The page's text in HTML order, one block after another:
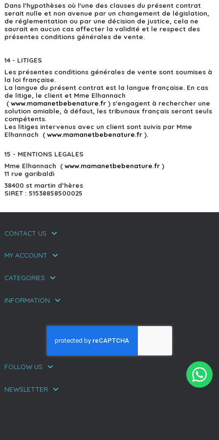
Dans l'hypothèses où l'une des clauses du présent contrat
serait nulle et non avenue par un changement de législation,
de réglementation ou par une décision de justice, cela ne
saurait en aucun cas affecter la validité et le respect des
présentes conditions générales de vente.
14 - LITIGES
Les présentes conditions générales de vente sont soumises à
la loi française.
La langue du présent contrat est la langue française. En cas
de litige, le client et Mme Elhannach
( www.mamanetbebenature.fr ) s'engagent à rechercher une
solution amiable, à défaut, les tribunaux français seront seuls
compétents.
Les litiges intervenus avec un client sont suivis par Mme
Elhannach ( www.mamanetbebenature.fr ).
15 - MENTIONS LEGALES
Mme Elhannach ( www.mamanetbebenature.fr )
11 rue garibaldi
38400 st martin d’hères
SIRET : 51538858500025
CONTACT US
MY ACCOUNT
CATEGORIES
INFORMATION
FOLLOW US
NEWSLETTER